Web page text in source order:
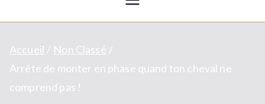
Accueil
Non Classé
Arrête de monter en phase quand ton cheval ne
comprend pas !